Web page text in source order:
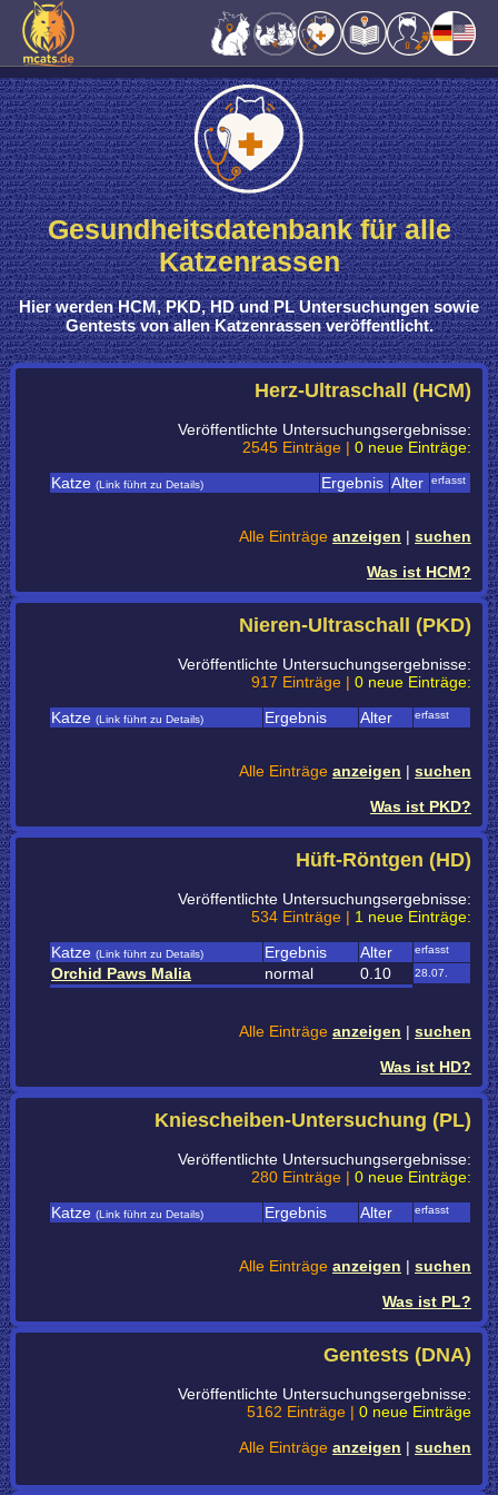
Gesundheitsdatenbank für alle
Katzenrassen
Hier werdenHCM, PKD, HD und PL Untersuchungen sowie
Gentestsvonallen Katzenrassenveröffentlicht.
Herz-Ultraschall (HCM)
Veröffentlichte Untersuchungsergebnisse:
2545 Einträge | 0 neue Einträge:
Katze (Link führt zu Details) Ergebnis Alter erfasst
Alle Einträge anzeigen | suchen
Was ist HCM?
Nieren-Ultraschall (PKD)
Veröffentlichte Untersuchungsergebnisse:
917 Einträge | 0 neue Einträge:
Katze (Link führt zu Details) Ergebnis Alter erfasst
Alle Einträge anzeigen | suchen
Was ist PKD?
Hüft-Röntgen (HD)
Veröffentlichte Untersuchungsergebnisse:
534 Einträge | 1 neue Einträge:
Katze (Link führt zu Details) Ergebnis Alter erfasst
Orchid Paws Malia normal 0.10 28.07.
Alle Einträge anzeigen | suchen
Was ist HD?
Kniescheiben-Untersuchung (PL)
Veröffentlichte Untersuchungsergebnisse:
280 Einträge | 0 neue Einträge:
Katze (Link führt zu Details) Ergebnis Alter erfasst
Alle Einträge anzeigen | suchen
Was ist PL?
Gentests (DNA)
Veröffentlichte Untersuchungsergebnisse:
5162 Einträge | 0 neue Einträge
Alle Einträge anzeigen | suchen